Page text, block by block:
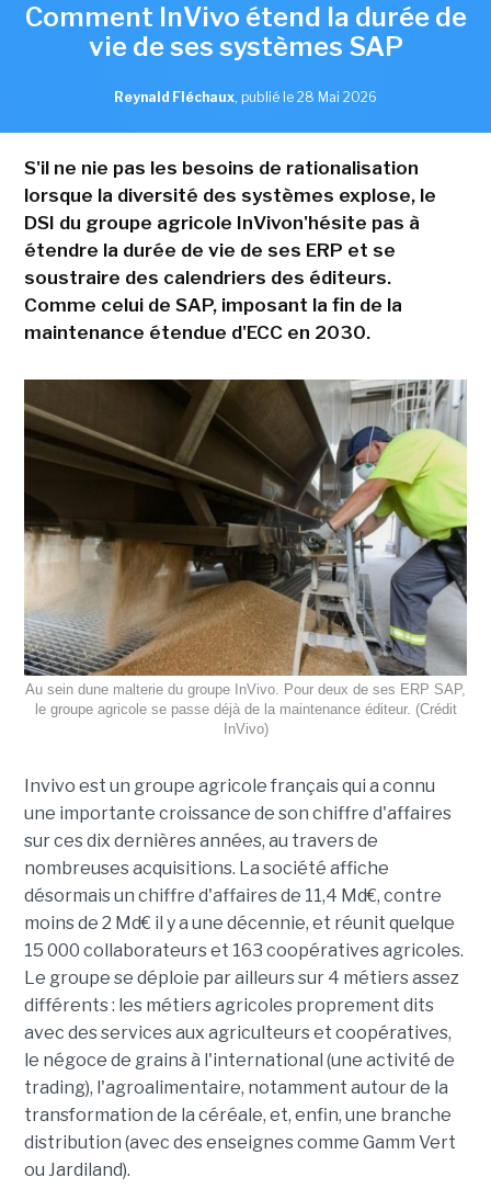
Comment InVivo étend la durée de
vie de ses systèmes SAP
Reynald Fléchaux, publié le 28 Mai 2026
S'il ne nie pas les besoins de rationalisation
lorsque la diversité des systèmes explose, le
DSI du groupe agricole InVivon'hésite pas à
étendre la durée de vie de ses ERP et se
soustraire des calendriers des éditeurs.
Comme celui de SAP, imposant la fin de la
maintenance étendue d'ECC en 2030.
Au sein dune malterie du groupe InVivo. Pour deux de ses ERP SAP,
le groupe agricole se passe déjà de la maintenance éditeur. (Crédit
InVivo)
Invivo est un groupe agricole français qui a connu
une importante croissance de son chiffre d'affaires
sur ces dix dernières années, au travers de
nombreuses acquisitions. La société affiche
désormais un chiffre d'affaires de 11,4 Md€, contre
moins de 2 Md€ il y a une décennie, et réunit quelque
15 000 collaborateurs et 163 coopératives agricoles.
Le groupe se déploie par ailleurs sur 4 métiers assez
différents : les métiers agricoles proprement dits
avec des services aux agriculteurs et coopératives,
le négoce de grains à l'international (une activité de
trading), l'agroalimentaire, notamment autour de la
transformation de la céréale, et, enfin, une branche
distribution (avec des enseignes comme Gamm Vert
ou Jardiland).